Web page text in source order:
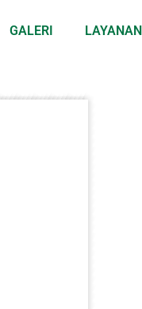
GALERI LAYANAN